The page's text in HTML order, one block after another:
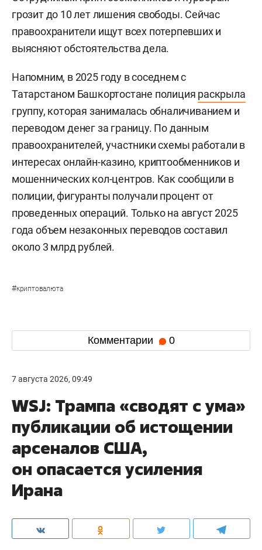
грозит до 10 лет лишения свободы. Сейчас
правоохранители ищут всех потерпевших и
выясняют обстоятельства дела.
Напомним, в 2025 году в соседнем с
Татарстаном Башкортостане полиция раскрыла
группу, которая занималась обналичиванием и
переводом денег за границу. По данным
правоохранителей, участники схемы работали в
интересах онлайн-казино, криптообменников и
мошеннических кол-центров. Как сообщили в
полиции, фигуранты получали процент от
проведенных операций. Только на август 2025
года объем незаконных переводов составил
около 3 млрд рублей.
#криптовалюта
Комментарии 0
7 августа 2026, 09:49
WSJ: Трампа «сводят с ума»
публикации об истощении
арсеналов США,
он опасается усиления
Ирана